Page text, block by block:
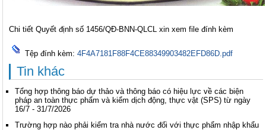
Chi tiết Quyết định số 1456/QĐ-BNN-QLCL xin xem file đính kèm
Tệp đính kèm: 4F4A7181F88F4CE88349903482EFD86D.pdf
Tin khác
Tổng hợp thông báo dự thảo và thông báo có hiệu lực về các biện
pháp an toàn thực phẩm và kiểm dịch động, thực vật (SPS) từ ngày
16/7 - 31/7/2026
Trường hợp nào phải kiểm tra nhà nước đối với thực phẩm nhập khẩu